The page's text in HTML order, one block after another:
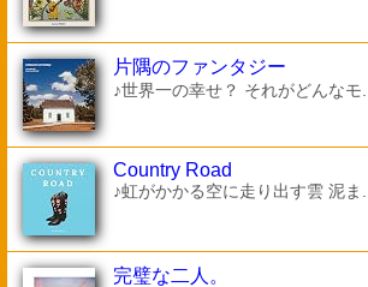
片隅のファンタジー
♪世界一の幸せ？ それがどんなモ...
Country Road
♪虹がかかる空に走り出す雲 泥ま...
完璧な二人。